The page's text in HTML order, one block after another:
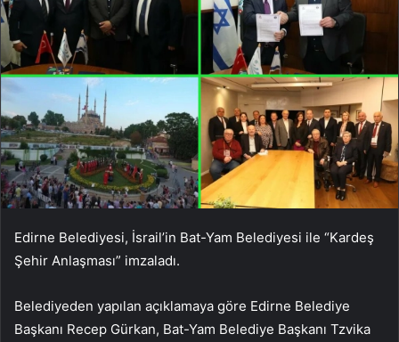
Edirne Belediyesi, İsrail’in Bat-Yam Belediyesi ile “Kardeş
Şehir Anlaşması” imzaladı.
Belediyeden yapılan açıklamaya göre Edirne Belediye
Başkanı Recep Gürkan, Bat-Yam Belediye Başkanı Tzvika